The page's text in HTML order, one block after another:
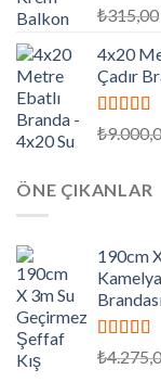
5
oy
₺315,00
4x20
Çadır
5
oy
₺
ÖNE ÇIKANLAR
190cm
5
oy
₺